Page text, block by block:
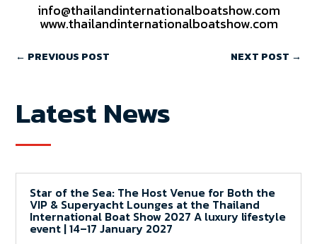
info@thailandinternationalboatshow.com
www.thailandinternationalboatshow.com
← PREVIOUS POST NEXT POST →
Latest News
Star of the Sea: The Host Venue for Both the
VIP & Superyacht Lounges at the Thailand
International Boat Show 2027 A luxury lifestyle
event | 14–17 January 2027